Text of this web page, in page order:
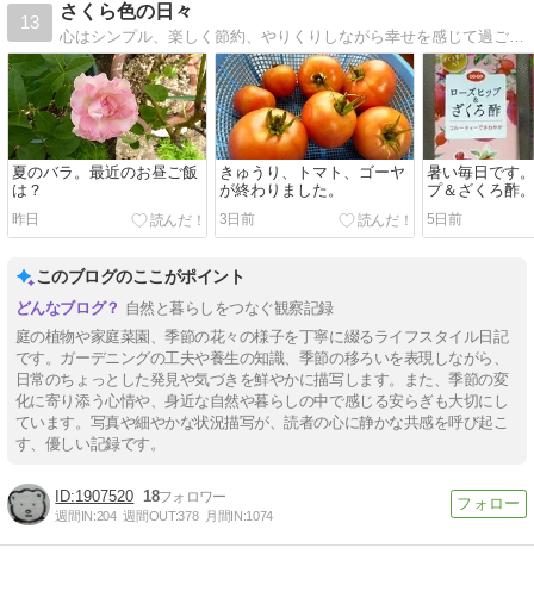
13
さくら色の日々
心はシンプル、楽しく節約、やりくりしながら幸せを感じて過ごしていきたい、そんな主婦の日記です。
夏のバラ。最近のお昼ご飯
は？
昨日
きゅうり、トマト、ゴーヤ
が終わりました。
3日前
暑い毎日です
プ＆ざくろ酢。
5日前
このブログのここがポイント
自然と暮らしをつなぐ観察記録
庭の植物や家庭菜園、季節の花々の様子を丁寧に綴るライフスタイル日記
です。ガーデニングの工夫や養生の知識、季節の移ろいを表現しながら、
日常のちょっとした発見や気づきを鮮やかに描写します。また、季節の変
化に寄り添う心情や、身近な自然や暮らしの中で感じる安らぎも大切にし
ています。写真や細やかな状況描写が、読者の心に静かな共感を呼び起こ
す、優しい記録です。
1907520 18
週間IN:204 週間OUT:378 月間IN:1074